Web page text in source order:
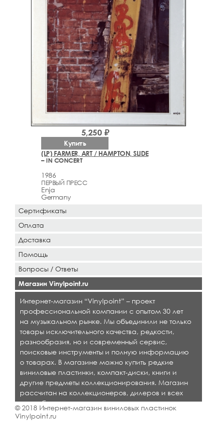
(LP) FARMER, ART / HAMPTON, SLIDE
– IN CONCERT
1986
ПЕРВЫЙ ПРЕСС
Enja
Germany
5,250 ₽
Купить
Сертификаты
Оплата
Доставка
Помощь
Вопросы / Ответы
Магазин Vinylpoint.ru
Интернет-магазин “Vinylpoint” – проект
профессиональной компании с опытом 30 лет
на музыкальном рынке. Мы объединили не только
товары исключительного качества, редкости,
разнообразия, но и современный сервис,
поисковые инструменты и полную информацию
о товарах. В магазине можно купить редкие
виниловые пластинки, компакт-диски, книги и
другие предметы коллекционирования. Магазин
рассчитан на коллекционеров, дилеров и всех
кто любит качественную музыку.
© 2018 Интернет-магазин виниловых пластинок
Vinylpoint.ru